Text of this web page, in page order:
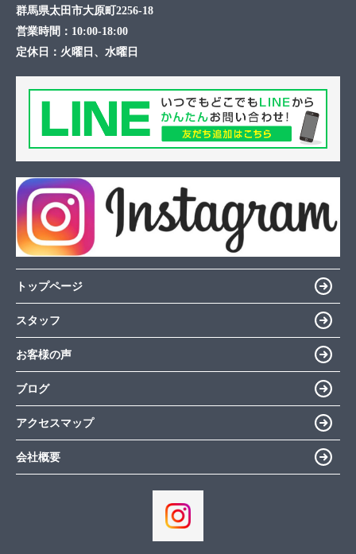
群馬県太田市大原町2256-18
営業時間： 10:00-18:00
定休日： 火曜日、水曜日
トップページ
スタッフ
お客様の声
ブログ
アクセスマップ
会社概要